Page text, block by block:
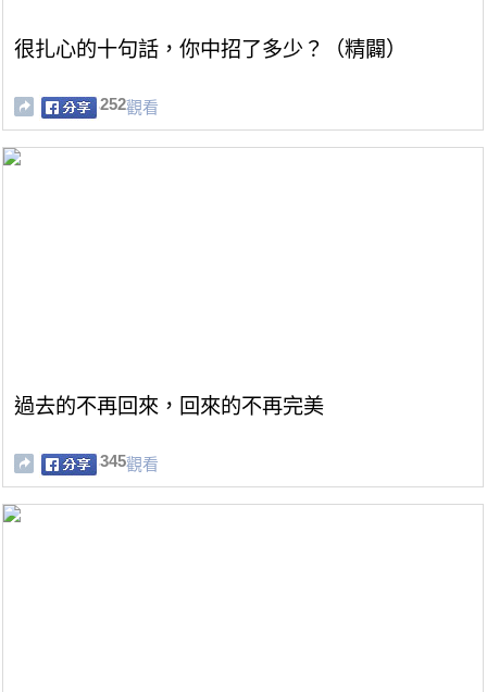
很扎心的十句話，你中招了多少？（精闢）
252觀看
過去的不再回來，回來的不再完美
345觀看